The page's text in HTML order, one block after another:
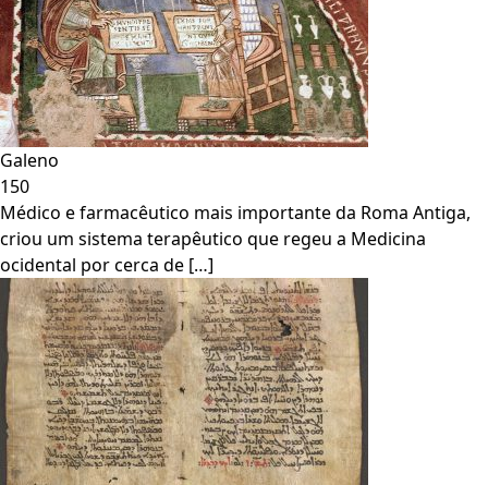
Galeno
150
Médico e farmacêutico mais importante da Roma Antiga,
criou um sistema terapêutico que regeu a Medicina
ocidental por cerca de […]